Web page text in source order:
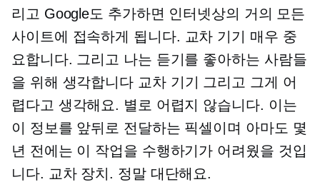
리고 Google도 추가하면 인터넷상의 거의 모든
사이트에 접속하게 됩니다. 교차 기기
매우 중
요합니다. 그리고 나는 듣기를 좋아하는 사람들
을 위해 생각합니다 교차 기기
그리고 그게 어
렵다고 생각해요. 별로 어렵지 않습니다. 이는
이 정보를 앞뒤로 전달하는 픽셀이며 아마도 몇
년 전에는 이 작업을 수행하기가 어려웠을 것입
니다. 교차 장치. 정말 대단해요.